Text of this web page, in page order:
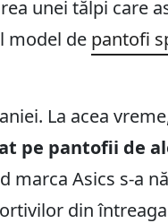
unei tălpi care
model de pantofi
La acea
pe pantofii de
marca Asics s-a
din